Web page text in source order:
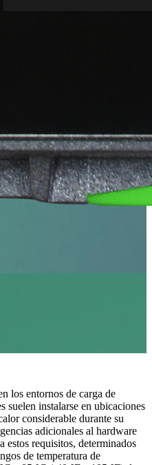
los entornos de carga de
suelen instalarse en ubicaciones
considerable durante su
adicionales al hardware
estos requisitos, determinados
de temperatura de